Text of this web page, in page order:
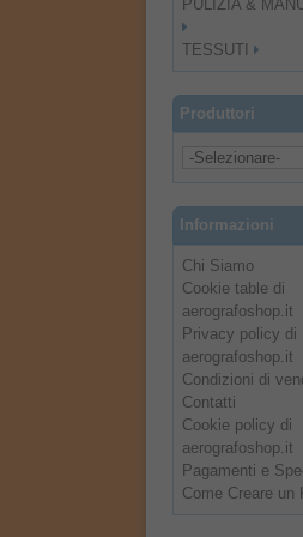
PULIZIA &
TESSUTI
Produttori
Informazioni
Chi Siamo
Cookie table di
aerografoshop.it
Privacy policy di
aerografoshop.it
Condizioni di
Contatti
Cookie policy di
aerografoshop.it
Pagamenti e
Come Creare un